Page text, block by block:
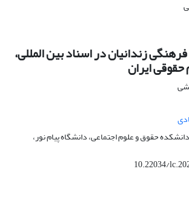
زندانیان در اسناد بین المللی،
حقوقی ایران
حقوق و علوم اجتماعی، دانشگاه پیام نور،
10.22034/